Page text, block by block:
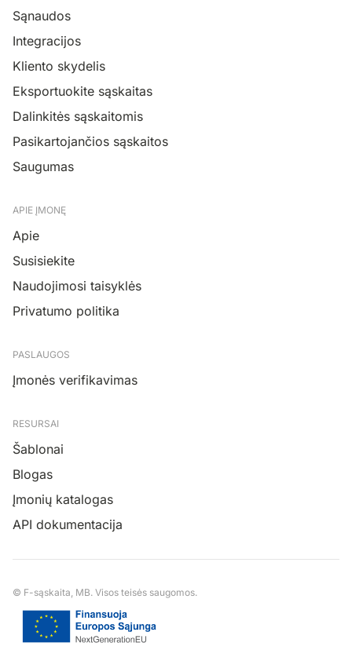
Sąnaudos
Integracijos
Kliento skydelis
Eksportuokite sąskaitas
Dalinkitės sąskaitomis
Pasikartojančios sąskaitos
Saugumas
APIE ĮMONĘ
Apie
Susisiekite
Naudojimosi taisyklės
Privatumo politika
PASLAUGOS
Įmonės verifikavimas
RESURSAI
Šablonai
Blogas
Įmonių katalogas
API dokumentacija
© F-sąskaita, MB. Visos teisės saugomos.